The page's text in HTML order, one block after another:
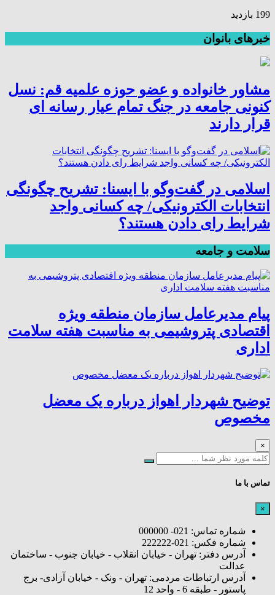
199 بازدید
خبرهای بانوان
مشاور خانواده و عضو حوزه علمیه قم: نسل
کنونی جامعه در جنگ تمام عیار رسانه ای
قرار دارند
اسلامی در گفت‌وگو با ایسنا: تشریح چگونگی
انتخابات الکترونیکی/ چه کسانی واجد
شرایط رای دادن هستند؟
سلامت و جامعه
پیام مدیرعامل سازمان منطقه ویژه
اقتصادی پتروشیمی به مناسبت هفته سلامت
اداری
توضیح شهردار اهواز درباره یک معضل
مخصوص
×
تماس با ما
×
شماره تماس: 021- 000000
شماره فکس: 021-222222
آدرس دفتر: تهران - خیابان انقلاب - خیابان جنوب - ساختمان
عدالت
آدرس ارتباطات مردمی: تهران - ونک - خیابان آزادی- برج
پاستور - طبقه 6 - واحد 12